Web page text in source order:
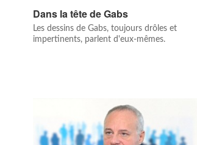
Dans la tête de Gabs
Les dessins de Gabs, toujours drôles et
impertinents, parlent d'eux-mêmes.